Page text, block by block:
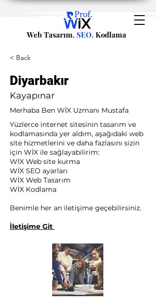
Web Tasarım, SEO, Kodlama
< Back
Diyarbakır
Kayapınar
Merhaba Ben WİX Uzmanı Mustafa
Yüzlerce internet sitesinin tasarım ve
kodlamasında yer aldım, aşağıdaki web
site hizmetlerini ve daha fazlasını sizin
için WİX ile sağlayabilirim:​ ​
WİX Web site kurma
WİX SEO ayarları
WİX Web Tasarım
WİX Kodlama ​
Benimle her an iletişime geçebilirsiniz.
İletişime Git